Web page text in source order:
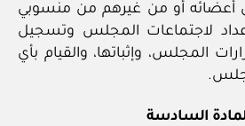
أعضائه أو من غيرهم من منسوبي
لاجتماعات المجلس وتسجيل
المجلس، وإثباتها، والقيام بأي
السادسة